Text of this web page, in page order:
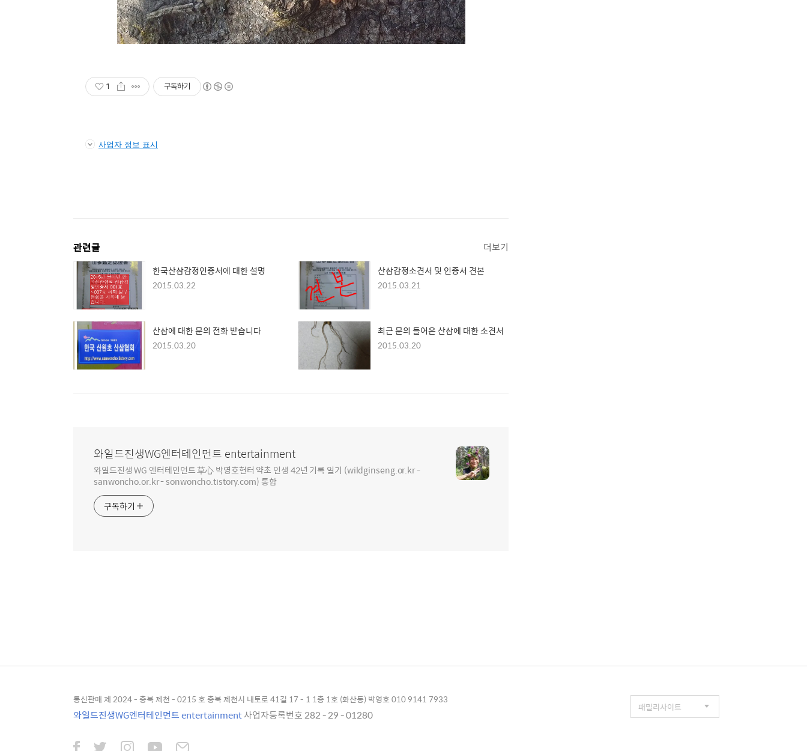
1 구독하기
사업자 정보 표시
관련글 더보기
한국산삼감정인증서에 대한 설명
2015.03.22
산삼감정소견서 및 인증서 견본
2015.03.21
산삼에 대한 문의 전화 받습니다
2015.03.20
최근 문의 들어온 산삼에 대한 소견서
2015.03.20
와일드진생WG엔터테인먼트 entertainment
와일드진생 WG 엔터테인먼트 草心 박영호헌터 약초 인생 42년 기록 일기 (wildginseng.or.kr -
sanwoncho.or.kr - sonwoncho.tistory.com) 통합
구독하기
통신판매 제 2024 - 충북 제천 - 0215 호 충북 제천시 내토로 41길 17 - 1 1층 1호 (화산동) 박영호 010 9141 7933
와일드진생WG엔터테인먼트 entertainment사업자등록번호 282 - 29 - 01280